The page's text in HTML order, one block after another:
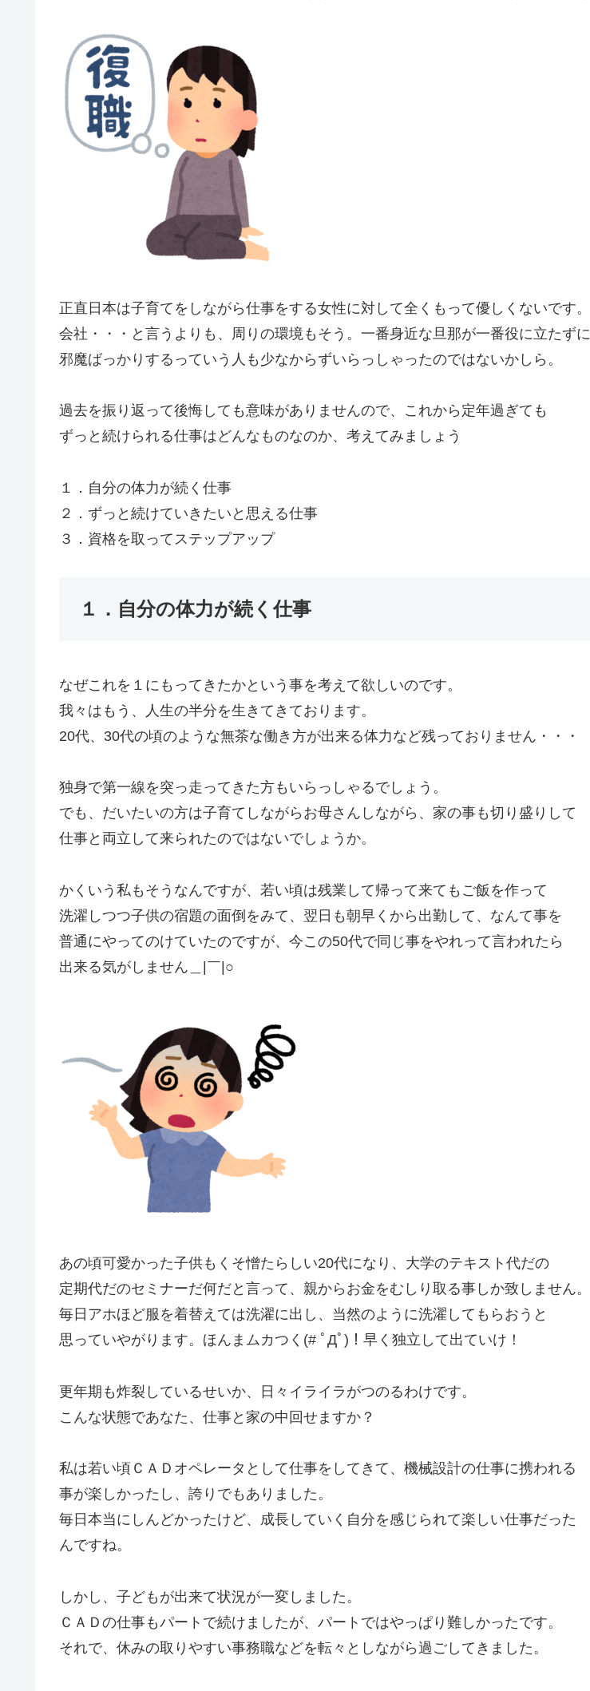
正直日本は子育てをしながら仕事をする女性に対して全くもって優しくないです。
会社・・・と言うよりも、周りの環境もそう。一番身近な旦那が一番役に立たずに
邪魔ばっかりするっていう人も少なからずいらっしゃったのではないかしら。
過去を振り返って後悔しても意味がありませんので、これから定年過ぎても
ずっと続けられる仕事はどんなものなのか、考えてみましょう
１．自分の体力が続く仕事
２．ずっと続けていきたいと思える仕事
３．資格を取ってステップアップ
１．自分の体力が続く仕事
なぜこれを１にもってきたかという事を考えて欲しいのです。
我々はもう、人生の半分を生きてきております。
20代、30代の頃のような無茶な働き方が出来る体力など残っておりません・・・
独身で第一線を突っ走ってきた方もいらっしゃるでしょう。
でも、だいたいの方は子育てしながらお母さんしながら、家の事も切り盛りして
仕事と両立して来られたのではないでしょうか。
かくいう私もそうなんですが、若い頃は残業して帰って来てもご飯を作って
洗濯しつつ子供の宿題の面倒をみて、翌日も朝早くから出勤して、なんて事を
普通にやってのけていたのですが、今この50代で同じ事をやれって言われたら
出来る気がしません＿|￣|○
あの頃可愛かった子供もくそ憎たらしい20代になり、大学のテキスト代だの
定期代だのセミナーだ何だと言って、親からお金をむしり取る事しか致しません。
毎日アホほど服を着替えては洗濯に出し、当然のように洗濯してもらおうと
思っていやがります。ほんまムカつく(# ﾟДﾟ)！早く独立して出ていけ！
更年期も炸裂しているせいか、日々イライラがつのるわけです。
こんな状態であなた、仕事と家の中回せますか？
私は若い頃ＣＡＤオペレータとして仕事をしてきて、機械設計の仕事に携われる
事が楽しかったし、誇りでもありました。
毎日本当にしんどかったけど、成長していく自分を感じられて楽しい仕事だった
んですね。
しかし、子どもが出来て状況が一変しました。
ＣＡＤの仕事もパートで続けましたが、パートではやっぱり難しかったです。
それで、休みの取りやすい事務職などを転々としながら過ごしてきました。